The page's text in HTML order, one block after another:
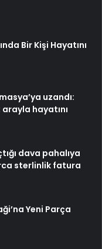
Bir Kişi Hayatını
uzandı:
hayatını
dava pahalıya
sterlinlik fatura
Yeni Parça